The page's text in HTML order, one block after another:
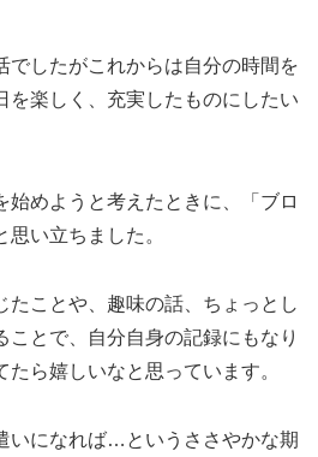
でしたがこれからは自分の時間を
を楽しく、充実したものにしたい
始めようと考えたときに、「ブロ
い立ちました。
たことや、趣味の話、ちょっとし
ことで、自分自身の記録にもなり
たら嬉しいなと思っています。
いになれば…というささやかな期